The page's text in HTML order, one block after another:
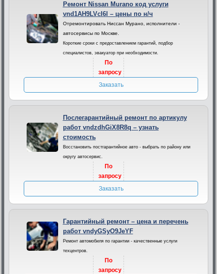
Ремонт Nissan Murano код услуги
vnd1AH9LVcI6l – цены по н/ч
Отремонтировать Ниссан Мурано, исполнители -
автосервисы по Москве.
Короткие сроки с предоставлением гарантий, подбор
специалистов, эвакуатор при необходимости.
По
запросу
Заказать
Послегарантийный ремонт по артикулу
работ vndzdhGiX8R8q – узнать
стоимость
Восстановить постгарантийное авто - выбрать по району или
округу автосервис.
По
запросу
Заказать
Гарантийный ремонт – цена и перечень
работ vndyGSyO9JeYF
Ремонт автомобиля по гарантии - качественные услуги
техцентров.
По
запросу